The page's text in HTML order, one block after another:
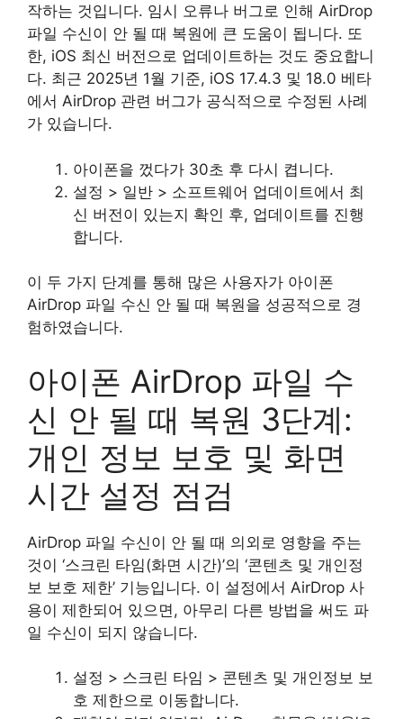
작하는 것입니다. 임시 오류나 버그로 인해 AirDrop
파일 수신이 안 될 때 복원에 큰 도움이 됩니다. 또
한, iOS 최신 버전으로 업데이트하는 것도 중요합니
다. 최근 2025년 1월 기준, iOS 17.4.3 및 18.0 베타
에서 AirDrop 관련 버그가 공식적으로 수정된 사례
가 있습니다.
아이폰을 껐다가 30초 후 다시 켭니다.
설정 > 일반 > 소프트웨어 업데이트에서 최
신 버전이 있는지 확인 후, 업데이트를 진행
합니다.
이 두 가지 단계를 통해 많은 사용자가 아이폰
AirDrop 파일 수신 안 될 때 복원을 성공적으로 경
험하였습니다.
아이폰 AirDrop 파일 수
신 안 될 때 복원 3단계:
개인 정보 보호 및 화면
시간 설정 점검
AirDrop 파일 수신이 안 될 때 의외로 영향을 주는
것이 ‘스크린 타임(화면 시간)’의 ‘콘텐츠 및 개인정
보 보호 제한’ 기능입니다. 이 설정에서 AirDrop 사
용이 제한되어 있으면, 아무리 다른 방법을 써도 파
일 수신이 되지 않습니다.
설정 > 스크린 타임 > 콘텐츠 및 개인정보 보
호 제한으로 이동합니다.